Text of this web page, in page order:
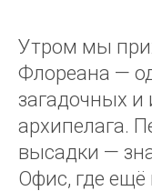
Утром мы
Флореана —
загадочных и
архипелага.
высадки —
Офис, где ещё